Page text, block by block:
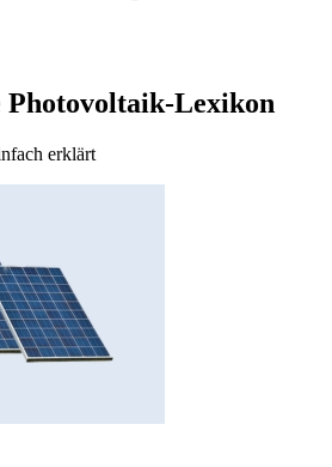
Photovoltaik-Lexikon
erklärt